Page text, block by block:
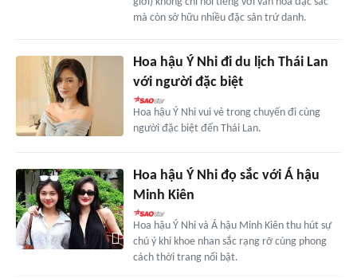
mà còn sở hữu nhiều đặc sản trứ danh.
Hoa hậu Ý Nhi đi du lịch Thái Lan
với người đặc biệt
Hoa hậu Ý Nhi vui vẻ trong chuyến đi cùng
người đặc biệt đến Thái Lan.
Hoa hậu Ý Nhi đọ sắc với Á hậu
Minh Kiên
Hoa hậu Ý Nhi và Á hậu Minh Kiên thu hút sự
chú ý khi khoe nhan sắc rạng rỡ cùng phong
cách thời trang nổi bật.